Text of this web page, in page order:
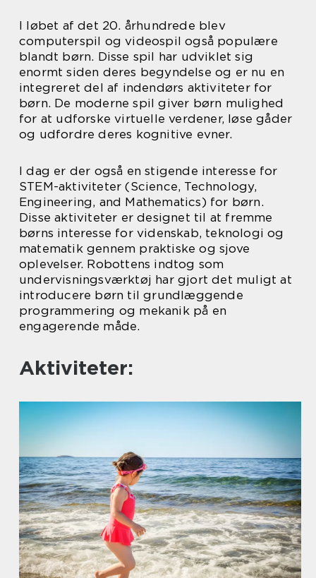
I løbet af det 20. århundrede blev
computerspil og videospil også populære
blandt børn. Disse spil har udviklet sig
enormt siden deres begyndelse og er nu en
integreret del af indendørs aktiviteter for
børn. De moderne spil giver børn mulighed
for at udforske virtuelle verdener, løse gåder
og udfordre deres kognitive evner.
I dag er der også en stigende interesse for
STEM-aktiviteter (Science, Technology,
Engineering, and Mathematics) for børn.
Disse aktiviteter er designet til at fremme
børns interesse for videnskab, teknologi og
matematik gennem praktiske og sjove
oplevelser. Robottens indtog som
undervisningsværktøj har gjort det muligt at
introducere børn til grundlæggende
programmering og mekanik på en
engagerende måde.
Aktiviteter: